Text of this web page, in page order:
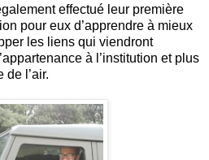
effectué leur première
pour eux d’apprendre à mieux
les liens qui viendront
à l’institution et plus
de l’air.